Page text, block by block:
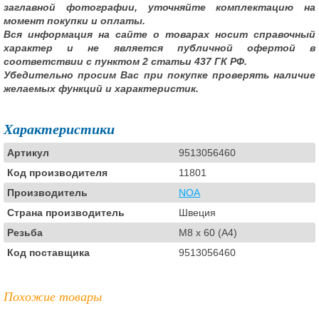
заглавной фотографии, уточняйте комплектацию на
момент покупки и оплаты.
Вся информация на сайте о товарах носит справочный
характер и не является публичной офертой в
соответствии с пунктом 2 статьи 437 ГК РФ.
Убедительно просим Вас при покупке проверять наличие
желаемых функций и характеристик.
Характеристики
Артикул
9513056460
Код производителя
11801
Производитель
NOA
Страна производитель
Швеция
Резьба
M8 x 60 (A4)
Код поставщика
9513056460
Похожие товары